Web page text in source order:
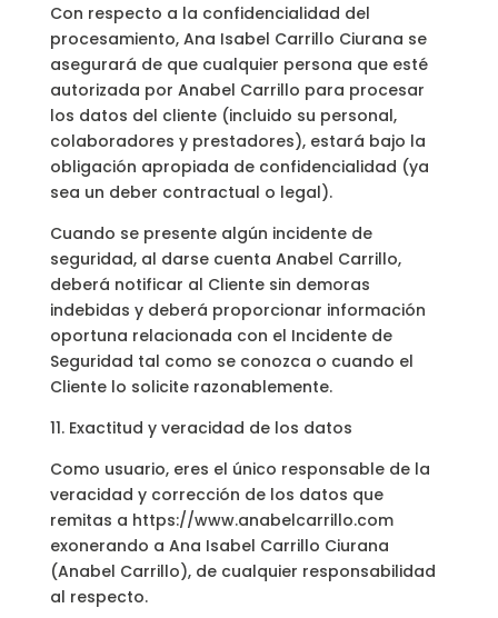
Con respecto a la confidencialidad del
procesamiento, Ana Isabel Carrillo Ciurana se
asegurará de que cualquier persona que esté
autorizada por Anabel Carrillo para procesar
los datos del cliente (incluido su personal,
colaboradores y prestadores), estará bajo la
obligación apropiada de confidencialidad (ya
sea un deber contractual o legal).
Cuando se presente algún incidente de
seguridad, al darse cuenta Anabel Carrillo,
deberá notificar al Cliente sin demoras
indebidas y deberá proporcionar información
oportuna relacionada con el Incidente de
Seguridad tal como se conozca o cuando el
Cliente lo solicite razonablemente.
11. Exactitud y veracidad de los datos
Como usuario, eres el único responsable de la
veracidad y corrección de los datos que
remitas a https://www.anabelcarrillo.com
exonerando a Ana Isabel Carrillo Ciurana
(Anabel Carrillo), de cualquier responsabilidad
al respecto.